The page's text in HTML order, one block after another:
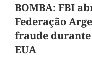
BOMBA: FBI
Federação
fraude durante
EUA